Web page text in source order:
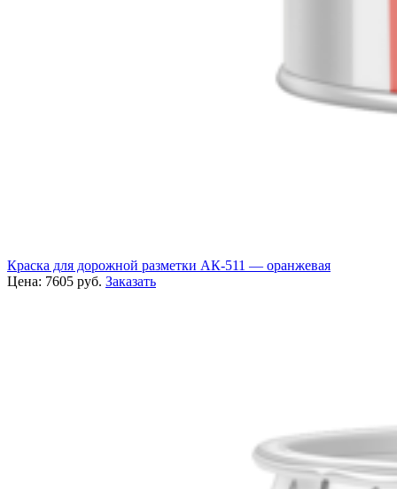
Краска для дорожной разметки АК-511 — оранжевая
Цена: 7605 руб. Заказать